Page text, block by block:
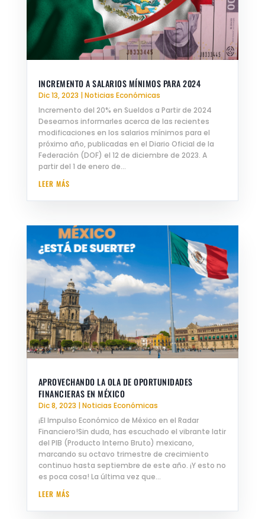
INCREMENTO A SALARIOS MÍNIMOS PARA 2024
Dic 13, 2023 |Noticias Económicas
Incremento del 20% en Sueldos a Partir de 2024
Deseamos informarles acerca de las recientes
modificaciones en los salarios mínimos para el
próximo año, publicadas en el Diario Oficial de la
Federación (DOF) el 12 de diciembre de 2023. A
partir del 1 de enero de...
LEER MÁS
APROVECHANDO LA OLA DE OPORTUNIDADES
FINANCIERAS EN MÉXICO
Dic 8, 2023 |Noticias Económicas
¡El Impulso Económico de México en el Radar
Financiero!Sin duda, has escuchado el vibrante latir
del PIB (Producto Interno Bruto) mexicano,
marcando su octavo trimestre de crecimiento
continuo hasta septiembre de este año. ¡Y esto no
es poca cosa! La última vez que...
LEER MÁS